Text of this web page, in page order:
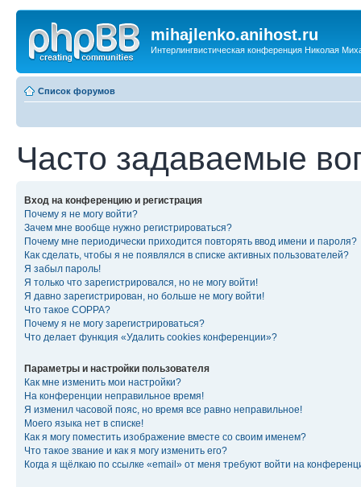
mihajlenko.anihost.ru
Интерлингвистическая конференция Николая
Список форумов
Часто задаваемые
Вход на конференцию и регистрация
Почему я не могу войти?
Зачем мне вообще нужно регистрироваться?
Почему мне периодически приходится повторять ввод имени и пароля?
Как сделать, чтобы я не появлялся в списке активных пользователей?
Я забыл пароль!
Я только что зарегистрировался, но не могу войти!
Я давно зарегистрирован, но больше не могу войти!
Что такое COPPA?
Почему я не могу зарегистрироваться?
Что делает функция «Удалить cookies конференции»?
Параметры и настройки пользователя
Как мне изменить мои настройки?
На конференции неправильное время!
Я изменил часовой пояс, но время все равно неправильное!
Моего языка нет в списке!
Как я могу поместить изображение вместе со своим именем?
Что такое звание и как я могу изменить его?
Когда я щёлкаю по ссылке «email» от меня требуют войти на